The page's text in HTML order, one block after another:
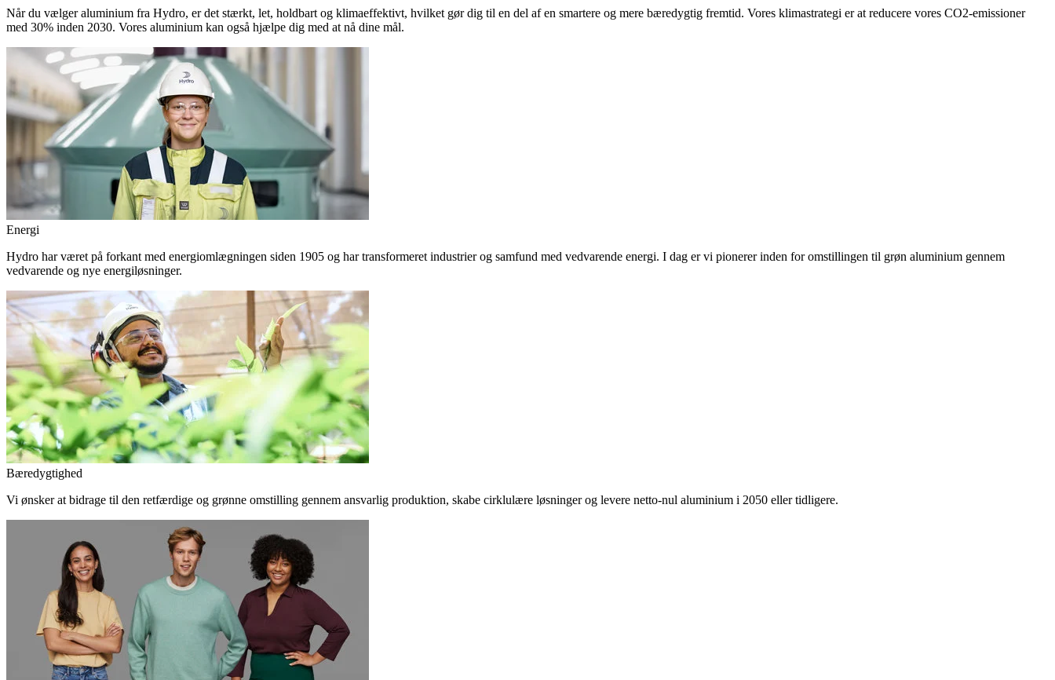
Når du vælger aluminium fra Hydro, er det stærkt, let, holdbart og klimaeffektivt, hvilket gør dig til en del af en smartere og mere bæredygtig fremtid. Vores klimastrategi er at reducere vores CO2-emissioner
med 30% inden 2030. Vores aluminium kan også hjælpe dig med at nå dine mål.
Energi
Hydro har været på forkant med energiomlægningen siden 1905 og har transformeret industrier og samfund med vedvarende energi. I dag er vi pionerer inden for omstillingen til grøn aluminium gennem
vedvarende og nye energiløsninger.
Bæredygtighed
Vi ønsker at bidrage til den retfærdige og grønne omstilling gennem ansvarlig produktion, skabe cirklulære løsninger og levere netto-nul aluminium i 2050 eller tidligere.